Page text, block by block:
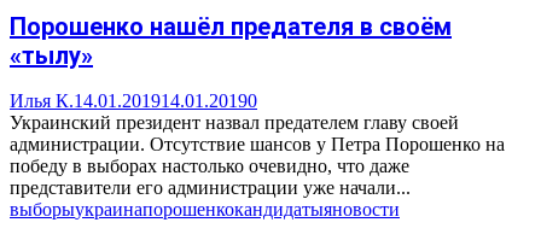
Порошенко нашёл предателя в своём
«тылу»
Илья К.14.01.201914.01.20190
Украинский президент назвал предателем главу своей
администрации. Отсутствие шансов у Петра Порошенко на
победу в выборах настолько очевидно, что даже
представители его администрации уже начали...
выборыукраинапорошенкокандидатыяновости